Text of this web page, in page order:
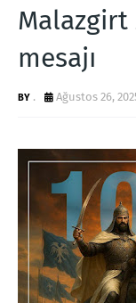
Malazgirt
mesajı
. Ağustos 26,